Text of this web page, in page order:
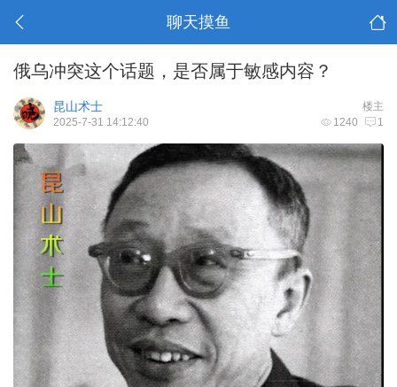
聊天摸鱼
俄乌冲突这个话题，是否属于敏感内容？
楼主
昆山术士
1240 1
2025-7-31 14:12:40